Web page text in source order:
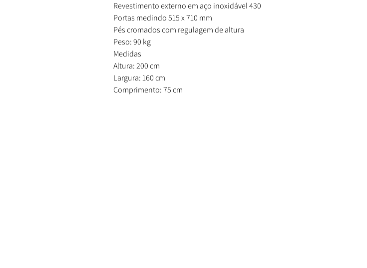
Revestimento externo em aço inoxidável 430
Portas medindo 515 x 710 mm
Pés cromados com regulagem de altura
Peso: 90 kg
Medidas
Altura: 200 cm
Largura: 160 cm
Comprimento: 75 cm